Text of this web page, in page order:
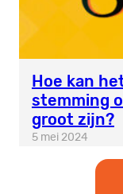
Hoe kan
stemming
groot zijn?
5 mei 2024